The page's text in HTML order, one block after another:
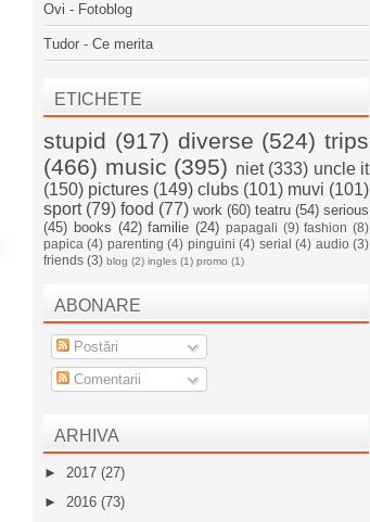
Ovi - Fotoblog
Tudor - Ce merita
ETICHETE
stupid (917) diverse (524) trips
(466) music (395) niet (333) uncle it
(150) pictures (149) clubs (101) muvi (101)
sport (79) food (77) work (60) teatru (54) serious
(45) books (42) familie (24) papagali (9) fashion (8)
papica (4) parenting (4) pinguini (4) serial (4) audio (3)
friends (3) blog (2) ingles (1) promo (1)
ABONARE
Postări
Comentarii
ARHIVA
► 2017 (27)
► 2016 (73)